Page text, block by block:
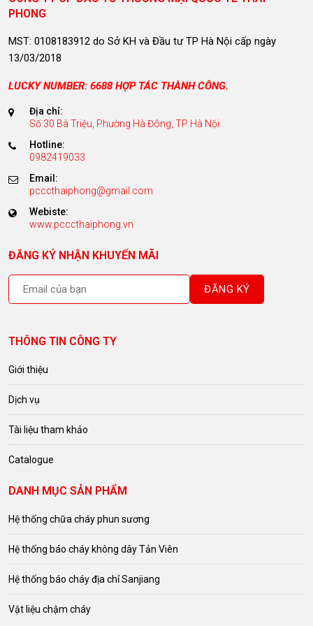
PHONG
MST: 0108183912 do Sở KH và Đầu tư TP Hà Nội cấp ngày
13/03/2018
LUCKY NUMBER: 6688 HỢP TÁC THÀNH CÔNG.
Địa chỉ:
Số 30 Bà Triệu, Phường Hà Đông, TP Hà Nội
Hotline:
0982419033
Email:
pcccthaiphong@gmail.com
Webiste:
www.pcccthaiphong.vn
ĐĂNG KÝ NHẬN KHUYẾN MÃI
THÔNG TIN CÔNG TY
Giới thiệu
Dịch vụ
Tài liệu tham khảo
Catalogue
DANH MỤC SẢN PHẨM
Hệ thống chữa cháy phun sương
Hệ thống báo cháy không dây Tản Viên
Hệ thống báo cháy địa chỉ Sanjiang
Vật liệu chậm cháy